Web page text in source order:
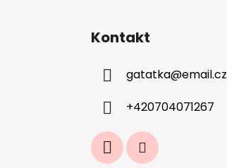
Kontakt
gatatka@email.cz
+420704071267